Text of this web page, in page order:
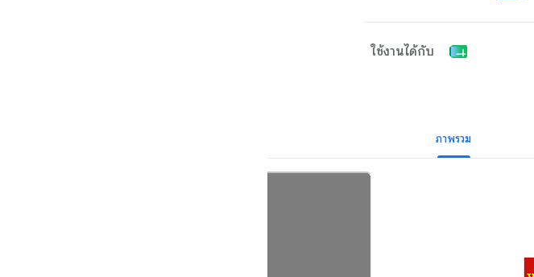
ใช้งานได้กับ
ภาพรวม